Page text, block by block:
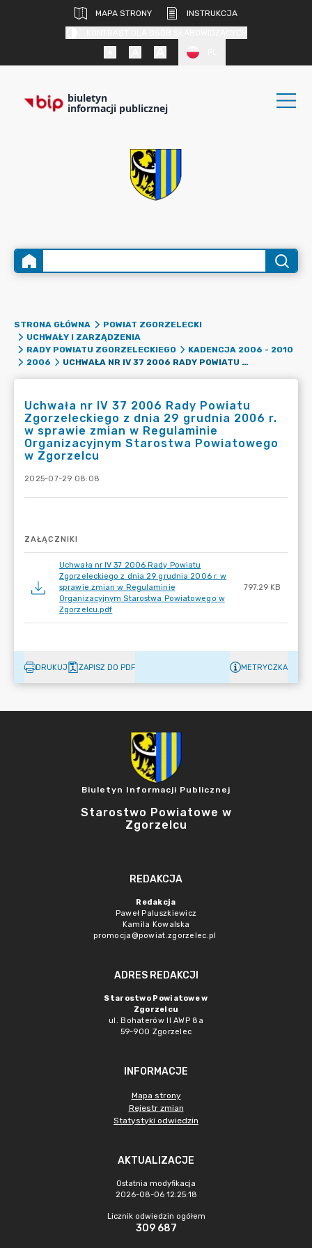
MAPA STRONY
INSTRUKCJA
biuletyn
informacji publicznej
STRONA GŁÓWNA
POWIAT ZGORZELECKI
UCHWAŁY I ZARZĄDZENIA
RADY POWIATU ZGORZELECKIEGO
KADENCJA 2006 - 2010
2006
UCHWAŁA NR IV 37 2006 RADY POWIATU ZGORZELECKIEGO Z DNIA 29 GRUDNIA 2006 R. W SPRAWIE ZMIAN W REGULAMINIE ORGANIZACYJNYM STAROSTWA POWIATOWEGO W ZGORZELCU
Uchwała nr IV 37 2006 Rady Powiatu
Zgorzeleckiego z dnia 29 grudnia 2006 r.
w sprawie zmian w Regulaminie
Organizacyjnym Starostwa Powiatowego
w Zgorzelcu
2025-07-29 08:08
ZAŁĄCZNIKI
Uchwała nr IV 37 2006 Rady Powiatu
Zgorzeleckiego z dnia 29 grudnia 2006 r. w
sprawie zmian w Regulaminie
Organizacyjnym Starostwa Powiatowego w
Zgorzelcu.pdf
797.29 KB
DRUKUJ ZAPISZ DO PDF METRYCZKA
Biuletyn Informacji Publicznej
Starostwo Powiatowe w
Zgorzelcu
REDAKCJA
Redakcja
Paweł Paluszkiewicz
Kamila Kowalska
promocja@powiat.zgorzelec.pl
ADRES REDAKCJI
Starostwo Powiatowe w
Zgorzelcu
ul. Bohaterów II AWP 8a
59-900 Zgorzelec
INFORMACJE
Mapa strony
Rejestr zmian
Statystyki odwiedzin
AKTUALIZACJE
Ostatnia modyfikacja
2026-08-06 12:25:18
Licznik odwiedzin ogółem
309 687